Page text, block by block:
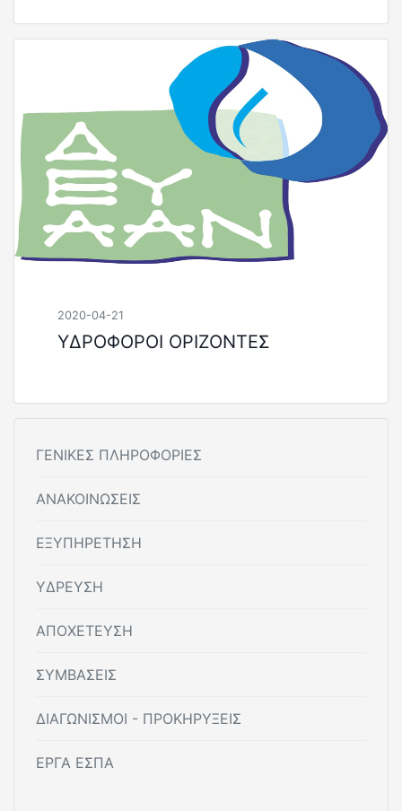
2020-04-21
ΥΔΡΟΦΟΡΟΙ ΟΡΙΖΟΝΤΕΣ
ΓΕΝΙΚΕΣ ΠΛΗΡΟΦΟΡΙΕΣ
ΑΝΑΚΟΙΝΩΣΕΙΣ
ΕΞΥΠΗΡΕΤΗΣΗ
ΥΔΡΕΥΣΗ
ΑΠΟΧΕΤΕΥΣΗ
ΣΥΜΒΑΣΕΙΣ
ΔΙΑΓΩΝΙΣΜΟΙ - ΠΡΟΚΗΡΥΞΕΙΣ
ΕΡΓΑ ΕΣΠΑ